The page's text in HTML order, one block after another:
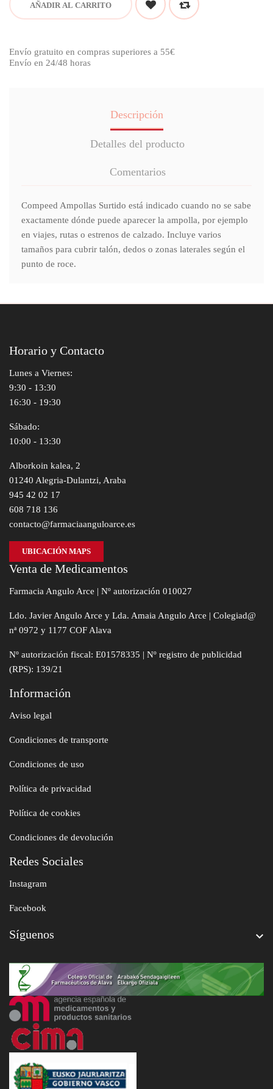
AÑADIR AL CARRITO
Envío gratuito en compras superiores a 55€
Envío en 24/48 horas
Descripción
Detalles del producto
Comentarios
Compeed Ampollas Surtido está indicado cuando no se sabe
exactamente dónde puede aparecer la ampolla, por ejemplo
en viajes, rutas o estrenos de calzado. Incluye varios
tamaños para cubrir talón, dedos o zonas laterales según el
punto de roce.
Horario y Contacto
Lunes a Viernes:
9:30 - 13:30
16:30 - 19:30
Sábado:
10:00 - 13:30
Alborkoin kalea, 2
01240 Alegria-Dulantzi, Araba
945 42 02 17
608 718 136
contacto@farmaciaanguloarce.es
UBICACIÓN MAPS
Venta de Medicamentos
Farmacia Angulo Arce | Nº autorización 010027
Ldo. Javier Angulo Arce y Lda. Amaia Angulo Arce | Colegiad@
nª 0972 y 1177 COF Alava
Nº autorización fiscal: E01578335 | Nº registro de publicidad
(RPS): 139/21
Información
Aviso legal
Condiciones de transporte
Condiciones de uso
Política de privacidad
Política de cookies
Condiciones de devolución
Redes Sociales
Instagram
Facebook
Síguenos 